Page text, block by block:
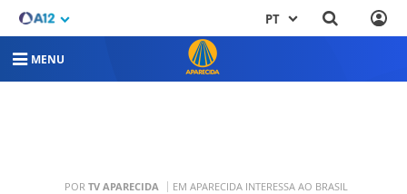
PT
MENU
POR TV APARECIDA
EM APARECIDA INTERESSA AO BRASIL